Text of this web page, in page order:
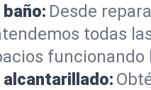
Desde
todas
funcionando